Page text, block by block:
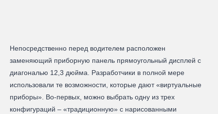
Непосредственно перед водителем расположен
заменяющий приборную панель прямоугольный дисплей с
диагональю 12,3 дюйма. Разработчики в полной мере
использовали те возможности, которые дают «виртуальные
приборы». Во-первых, можно выбрать одну из трех
конфигураций – «традиционную» с нарисованными